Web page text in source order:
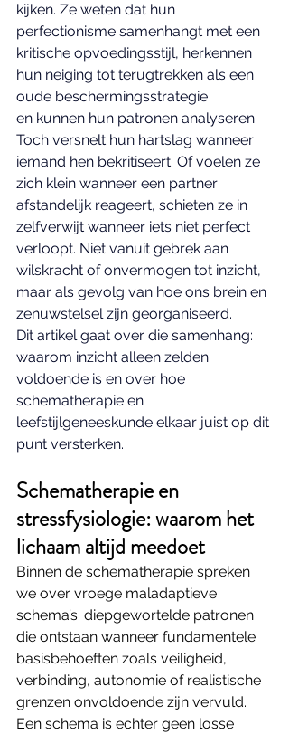
kijken. Ze weten dat hun
perfectionisme samenhangt met een
kritische opvoedingsstijl, herkennen
hun neiging tot terugtrekken als een
oude beschermingsstrategie
en kunnen hun patronen analyseren.
Toch versnelt hun hartslag wanneer
iemand hen bekritiseert. Of voelen ze
zich klein wanneer een partner
afstandelijk reageert, schieten ze in
zelfverwijt wanneer iets niet perfect
verloopt. Niet vanuit gebrek aan
wilskracht of onvermogen tot inzicht,
maar als gevolg van hoe ons brein en
zenuwstelsel zijn georganiseerd.
Dit artikel gaat over die samenhang:
waarom inzicht alleen zelden
voldoende is en over hoe
schematherapie en
leefstijlgeneeskunde elkaar juist op dit
punt versterken.
Schematherapie en
stressfysiologie: waarom het
lichaam altijd meedoet
Binnen de schematherapie spreken
we over vroege maladaptieve
schema’s: diepgewortelde patronen
die ontstaan wanneer fundamentele
basisbehoeften zoals veiligheid,
verbinding, autonomie of realistische
grenzen onvoldoende zijn vervuld.
Een schema is echter geen losse